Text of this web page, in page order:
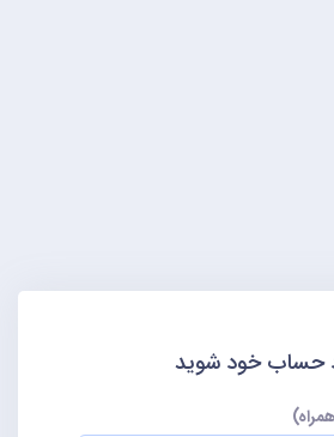
حساب خود شوید